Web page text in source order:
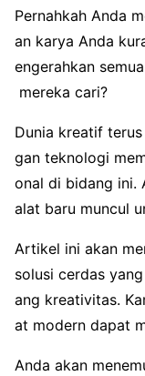
Pernahkah Anda
an karya Anda
engerahkan
mereka cari?
Dunia kreatif
gan teknologi
onal di bidang ini.
alat baru muncul
Artikel ini akan
solusi cerdas
ang kreativitas.
at modern dapat
Anda akan